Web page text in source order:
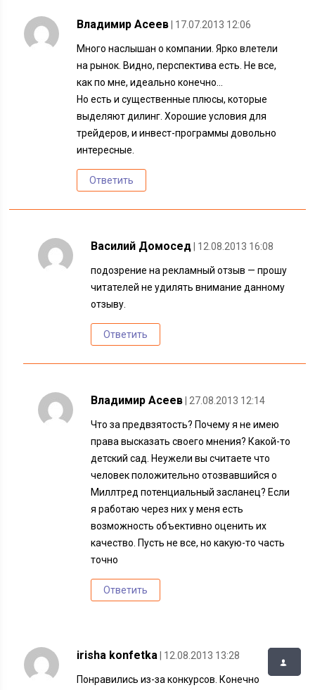
Владимир Асеев | 17.07.2013 12:06
Много наслышан о компании. Ярко влетели
на рынок. Видно, перспектива есть. Не все,
как по мне, идеально конечно…
Но есть и существенные плюсы, которые
выделяют дилинг. Хорошие условия для
трейдеров, и инвест-программы довольно
интересные.
Ответить
Василий Домосед | 12.08.2013 16:08
подозрение на рекламный отзыв — прошу
читателей не удилять внимание данному
отзыву.
Ответить
Владимир Асеев | 27.08.2013 12:14
Что за предвзятость? Почему я не имею
права высказать своего мнения? Какой-то
детский сад. Неужели вы считаете что
человек положительно отозвавшийся о
Миллтред потенциальный засланец? Если
я работаю через них у меня есть
возможность объективно оценить их
качество. Пусть не все, но какую-то часть
точно
Ответить
irisha konfetka | 12.08.2013 13:28
Понравились из-за конкурсов. Конечно